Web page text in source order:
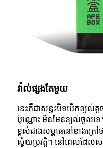
វ៉ាល់​ផ្សង​តែមួយ
នេះគឺជាសន្ទះបិទបើកខ្យល់
ប៉ុណ្ណោះ មិនមែនខ្យល់ចូលទេ
ខ្ពស់ជាងសម្ពាធនៅខាងក្រ
ស្វ័យប្រវត្តិ។ នៅពេលដែលស